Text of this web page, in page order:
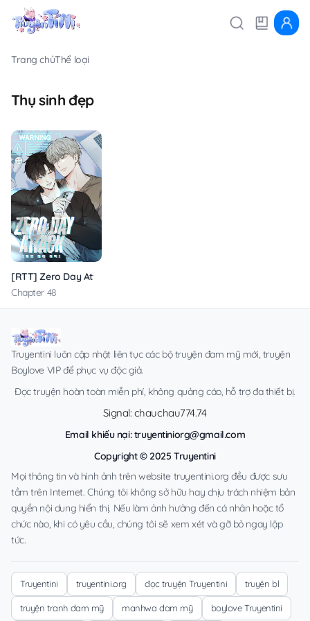
Trang chủThể loại
Thụ sinh đẹp
[RTT] Zero Day Attack
Chapter 48
Truyentini luôn cập nhật liên tục các bộ truyện đam mỹ mới, truyện
Boylove VIP để phục vụ độc giả.
Đọc truyện hoàn toàn miễn phí, không quảng cáo, hỗ trợ đa thiết bị.
Signal: chauchau774.74
Email khiếu nại:truyentiniorg@gmail.com
Copyright © 2025 Truyentini
Mọi thông tin và hình ảnh trên website truyentini.org đều được sưu
tầm trên Internet. Chúng tôi không sở hữu hay chịu trách nhiệm bản
quyền nội dung hiển thị. Nếu làm ảnh hưởng đến cá nhân hoặc tổ
chức nào, khi có yêu cầu, chúng tôi sẽ xem xét và gỡ bỏ ngay lập
tức.
Truyentini truyentini.org đọc truyện Truyentini truyện bl
truyện tranh đam mỹ manhwa đam mỹ boylove Truyentini